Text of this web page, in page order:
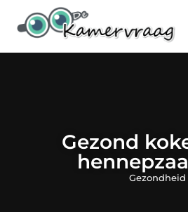
Gezond
Gezondheid